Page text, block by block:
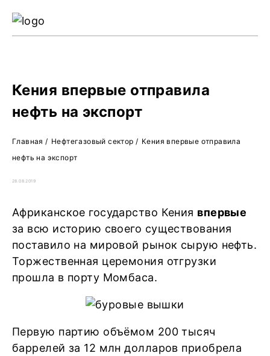
Кения впервые отправила
нефть на экспорт
Главная / Нефтегазовый сектор/ Кения впервые отправила
нефть на экспорт
28.08.2019
Африканское государство Кения впервые
за всю историю своего существования
поставило на мировой рынок сырую нефть.
Торжественная церемония отгрузки
прошла в порту Момбаса.
Первую партию объёмом 200 тысяч
баррелей за 12 млн долларов приобрела